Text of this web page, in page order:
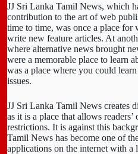
JJ Sri Lanka Tamil News, which
contribution to the art of web
time to time, was once a place for
write new feature articles. At
where alternative news brought
were a memorable place to learn
was a place where you could
issues.
JJ Sri Lanka Tamil News creates
as it is a place that allows
restrictions. It is against this
Tamil News has become one of
applications on the internet with a